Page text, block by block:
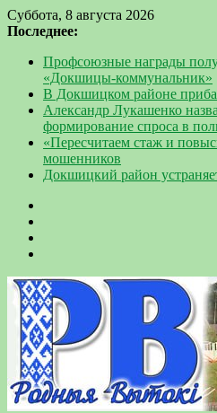
Суббота, 8 августа 2026
Последнее:
Профсоюзные награды
«Докшицы-коммунальник»
В Докшицком районе
Александр Лукашенко
формирование спроса в
«Пересчитаем стаж и
мошенников
Докшицкий район